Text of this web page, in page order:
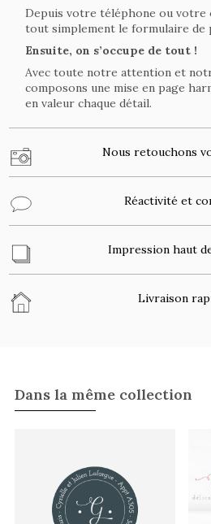
Depuis votre téléphone ou votre
tout simplement le formulaire de
Ensuite, on s’occupe de tout !
Avec toute notre attention et
composons une mise en page
en valeur chaque détail.
Nous retouchons
Réactivité et
Impression haut
Livraison
Dans la même collection